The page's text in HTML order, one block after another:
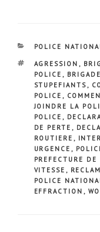
CATÉGORIES
POLICE
ÉTIQUETTES
AGRESSION ,
POLICE ,
STUPEFIANTS,
POLICE ,
JOINDRE LA
POLICE ,
DE PERTE ,
ROUTIERE ,
URGENCE ,
PREFECTURE DE
VITESSE ,
POLICE
EFFRACTION ,